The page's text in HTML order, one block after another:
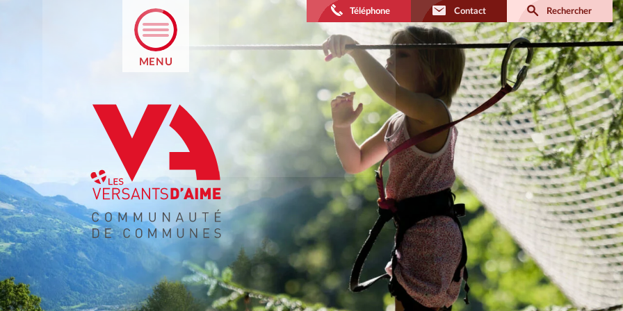
Téléphone Contact Rechercher
MENU
PROJET ÉDUCATIF
PAIEMENT EN LIGNE